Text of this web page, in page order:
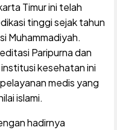
Timur ini telah
tinggi sejak tahun
Muhammadiyah.
Paripurna dan
kesehatan ini
medis yang
islami.
hadirnya